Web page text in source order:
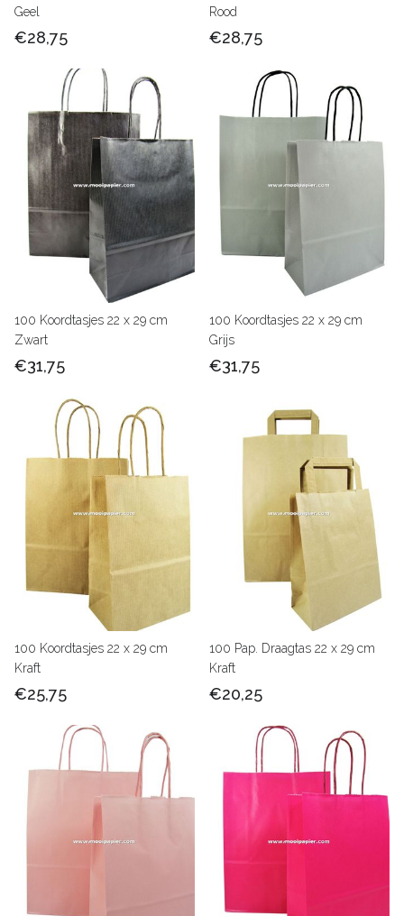
Geel
€28,75
Rood
€28,75
100 Koordtasjes 22 x 29 cm
Zwart
€31,75
100 Koordtasjes 22 x 29 cm
Grijs
€31,75
100 Koordtasjes 22 x 29 cm
Kraft
€25,75
100 Pap. Draagtas 22 x 29 cm
Kraft
€20,25